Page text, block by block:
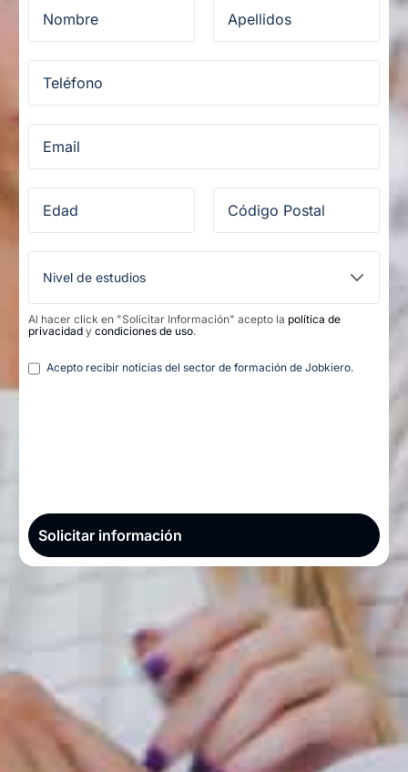
Al hacer click en "Solicitar Información" acepto la política de
privacidad y condiciones de uso.
Legal
Acepto recibir noticias del sector de formación de Jobkiero.